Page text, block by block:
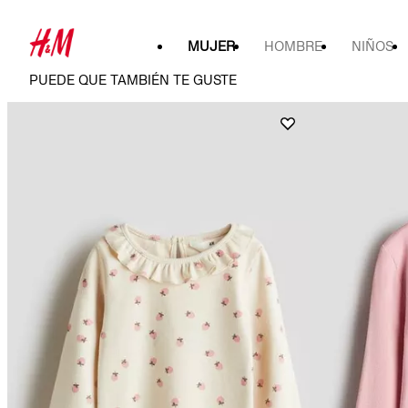
MUJER HOMBRE NIÑOS
PUEDE QUE TAMBIÉN TE GUSTE